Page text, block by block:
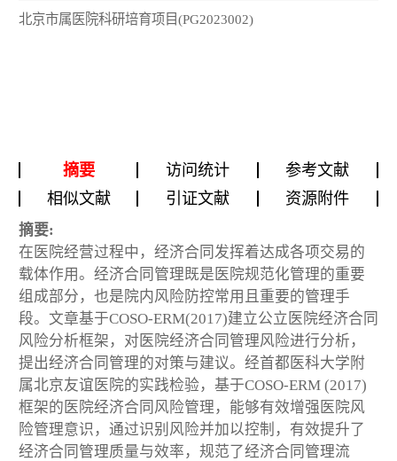
北京市属医院科研培育项目(PG2023002)
摘要 访问统计
参考文献
相似文献
引证文献 资源附件
摘要:
在医院经营过程中，经济合同发挥着达成各项交易的
载体作用。经济合同管理既是医院规范化管理的重要
组成部分，也是院内风险防控常用且重要的管理手
段。文章基于COSO-ERM(2017)建立公立医院经济合同
风险分析框架，对医院经济合同管理风险进行分析，
提出经济合同管理的对策与建议。经首都医科大学附
属北京友谊医院的实践检验，基于COSO-ERM (2017)
框架的医院经济合同风险管理，能够有效增强医院风
险管理意识，通过识别风险并加以控制，有效提升了
经济合同管理质量与效率，规范了经济合同管理流